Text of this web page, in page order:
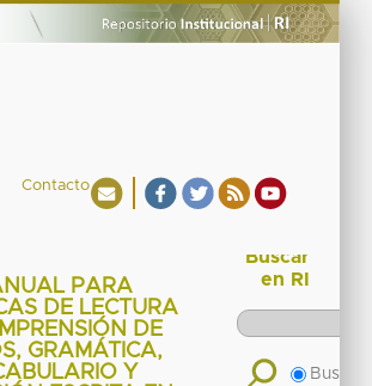
Contacto
PARA
DE LECTURA
DE
GRAMÁTICA,
Y
Buscar
en RI
Buscar